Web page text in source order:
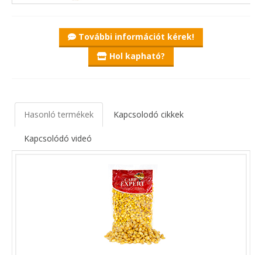
az állapotban kínáljuk fel a halaknak, vagy saját magunk
szabályozhatjuk, melyik aromából és mennyi kerül bele a
Aromásítása főként tavasszal és ősszel ajánlott, nyári
kukorica jelentőségét pedig nem kell bemutatni.
Bejuttatása spombbal, vagy rakétával könnyedén és nagy
mennyiségben megoldható. Kedvező áruk miatt, nagy
További információt kérek!
Hol kapható?
Hasonló termékek Kapcsolodó cikkek
Kapcsolódó videó